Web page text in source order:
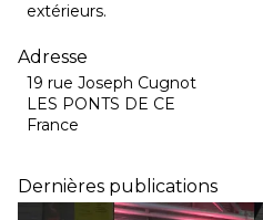
extérieurs.
Adresse
19 rue Joseph Cugnot
LES PONTS DE CE
France
Dernières publications